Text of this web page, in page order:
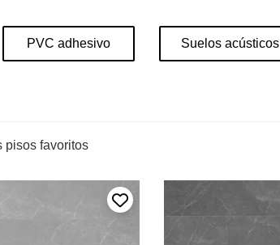
PVC adhesivo Suelos acústicos
pisos favoritos
Añadir a mis favoritos